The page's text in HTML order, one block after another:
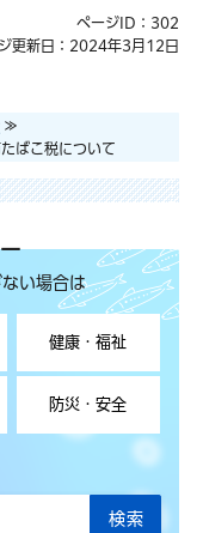
ページID：302
更新日：2024年3月12日
≫
ばこ税について
い場合は
健康・福祉
防災・安全